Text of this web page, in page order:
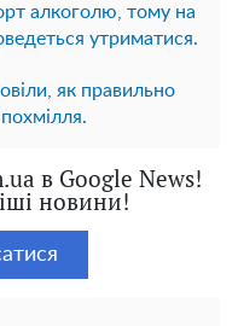
алкоголю, тому на
утриматися.
як правильно
в Google News!
новини!